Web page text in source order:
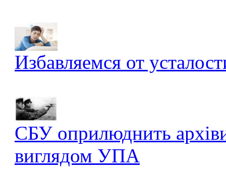
Избавляемся от
СБУ оприлюднить
виглядом УПА